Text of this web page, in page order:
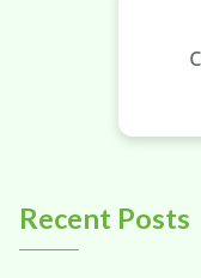
Recent Posts